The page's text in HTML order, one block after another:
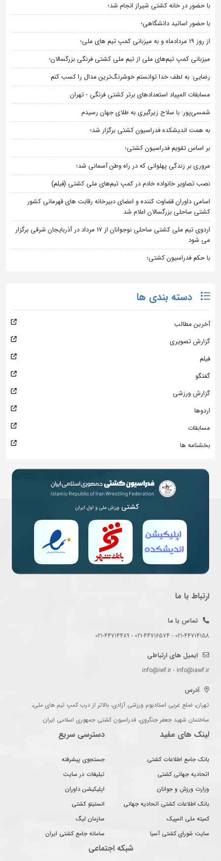
با حضور در خانه کشتی شیراز انجام شد؛
با حضور اساتید دانشگاهی؛
از روز 19 مردادماه و به میزبانی کمپ تیم های ملی؛
میزبانی کمپ تیم‌های ملی از تیم ملی کشتی فرنگی بزرگسالان؛
رضایی: به لطف خدا توانستم خوشرنگ‌ترین مدال را کسب کنم
مسابقات المپیاد استعدادهای برتر کشتی فرنگی - تهران
شمسی‌پور: با سلاح زیرگیری به طلای جهان رسیدم
به همت اندیشکده فدراسیون کشتی برگزار شد؛
بر اساس تقویم فدراسیون کشتی؛
مروری بر زندگی پهلوانی که در راه وطن آسمانی شد؛
نصب تصاویر خانواده خادم در کمپ تیم‌های ملی کشتی (فیلم)
اسامی داوران قضاوت کننده و اعضای دبیرخانه رقابت های قهرمانی کشور
کشتی ساحلی بزرگسالان اعلام شد
اردوی تیم ملی کشتی ساحلی نوجوانان از 17 مرداد در آذربایجان شرقی برگزار
می شود
با حکم فدراسیون کشتی؛
دسته بندی ها
آخرین مطالب
گزارش تصویری
فیلم
گفتگو
گزارش ورزشی
اردوها
مسابقات
بخشنامه ها
کشتی ورزش ملی و اول ایران
ارتباط با ما
تماس با ما
021-44714158 - 021-44716574 - 021-44714489
ایمیل های ارتباطی
info@iwf.ir - info@iawf.ir
آدرس
تهران، ضلع غربی استادیوم ورزشی آزادی، بالاتر از درب کمپ تیم های ملی،
ساختمان شهید جعفر جنگروی، فدراسیون کشتی جمهوری اسلامی ایران
لینک های مفید
بانک جامع اطلاعات کشتی
اتحادیه جهانی کشتی
وزارت ورزش و جوانان
بانک اطلاعات کشتی اتحادیه جهانی
کمیته ملی المپیک
سایت شورای کشتی آسیا
دسترسی سریع
جستجوی پیشرفته
تبلیغات در سایت
اپلیکیشن داوران
انستیتو کشتی
سازمان لیگ
سامانه جامع کشتی ایران
شبکه اجتماعی